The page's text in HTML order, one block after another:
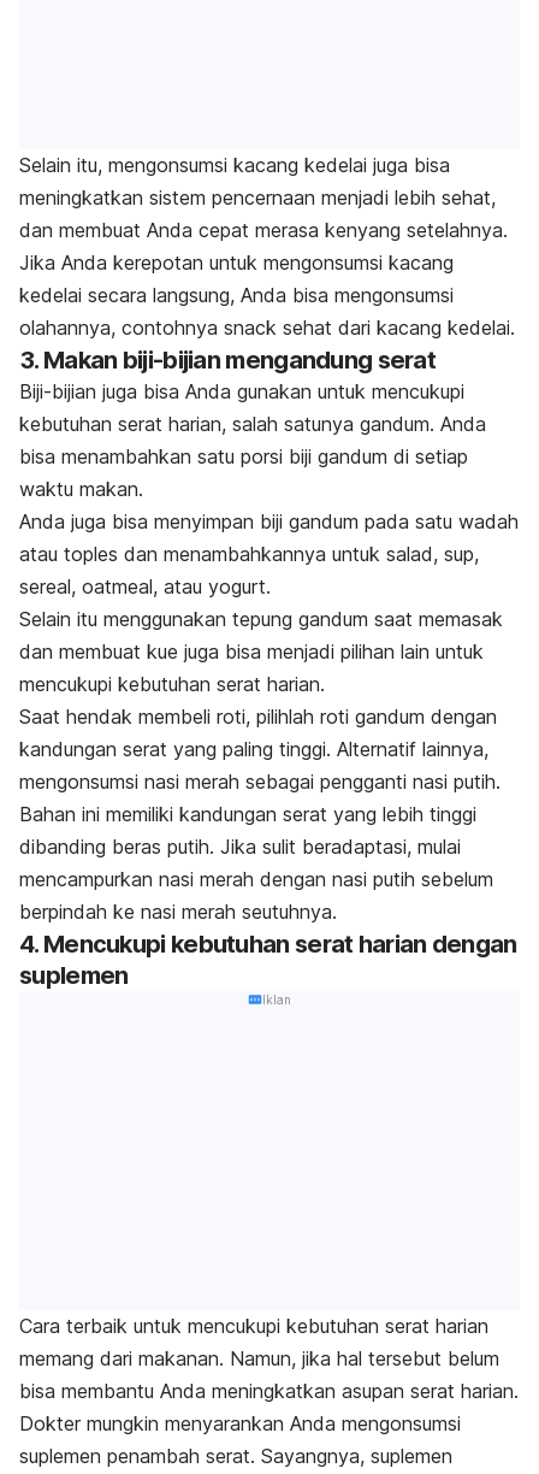
Selain itu, mengonsumsi kacang kedelai juga bisa
meningkatkan sistem pencernaan menjadi lebih sehat,
dan membuat Anda cepat merasa kenyang setelahnya.
Jika Anda kerepotan untuk mengonsumsi kacang
kedelai secara langsung, Anda bisa mengonsumsi
olahannya, contohnya snack sehat dari kacang kedelai.
3. Makan biji-bijian mengandung serat
Biji-bijian juga bisa Anda gunakan untuk mencukupi
kebutuhan serat harian, salah satunya gandum. Anda
bisa menambahkan satu porsi biji gandum di setiap
waktu makan.
Anda juga bisa menyimpan biji gandum pada satu wadah
atau toples dan menambahkannya untuk salad, sup,
sereal, oatmeal, atau yogurt.
Selain itu menggunakan tepung gandum saat memasak
dan membuat kue juga bisa menjadi pilihan lain untuk
mencukupi kebutuhan serat harian.
Saat hendak membeli roti, pilihlah roti gandum dengan
kandungan serat yang paling tinggi. Alternatif lainnya,
mengonsumsi nasi merah sebagai pengganti nasi putih.
Bahan ini memiliki kandungan serat yang lebih tinggi
dibanding beras putih. Jika sulit beradaptasi, mulai
mencampurkan nasi merah dengan nasi putih sebelum
berpindah ke nasi merah seutuhnya.
4. Mencukupi kebutuhan serat harian dengan
suplemen
Iklan
Cara terbaik untuk mencukupi kebutuhan serat harian
memang dari makanan. Namun, jika hal tersebut belum
bisa membantu Anda meningkatkan asupan serat harian.
Dokter mungkin menyarankan Anda mengonsumsi
suplemen penambah serat. Sayangnya, suplemen